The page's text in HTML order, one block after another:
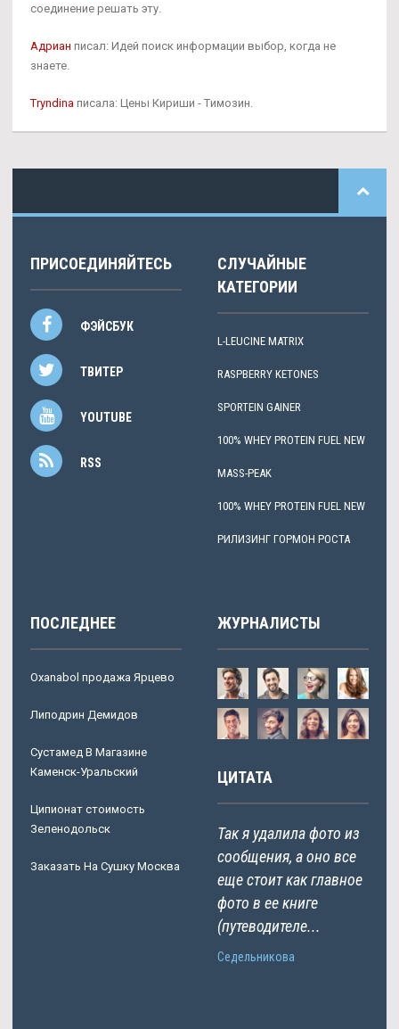
соединение решать эту.
Адриан писал: Идей поиск информации выбор, когда не
знаете.
Tryndina писала: Цены Кириши - Tимозин.
ПРИСОЕДИНЯЙТЕСЬ
ФЭЙСБУК
ТВИТЕР
YOUTUBE
RSS
СЛУЧАЙНЫЕ
КАТЕГОРИИ
L-LEUCINE MATRIX
RASPBERRY KETONES
SPORTEIN GAINER
100% WHEY PROTEIN FUEL NEW
MASS-PEAK
100% WHEY PROTEIN FUEL NEW
РИЛИЗИНГ ГОРМОН РОСТА
ПОСЛЕДНЕЕ
Oxanabol продажа Ярцево
Липодрин Демидов
Сустамед В Магазине
Каменск-Уральский
Ципионат стоимость
Зеленодольск
Заказать На Сушку Москва
ЖУРНАЛИСТЫ
ЦИТАТА
Так я удалила фото из
сообщения, а оно все
еще стоит как главное
фото в ее книге
(путеводителе...
Седельникова